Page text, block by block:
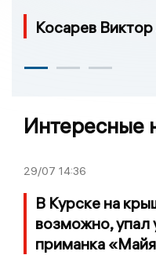
Косарев
Интересные
29/07 14:36
В Курске на
возможно, упал
приманка